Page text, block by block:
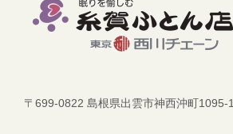
〒699-0822 島根県出雲市神西沖町1095-1